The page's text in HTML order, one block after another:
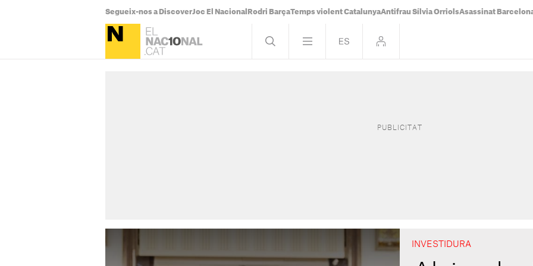
Segueix-nos a DiscoverJoc El Nacional Rodri BarçaTemps violent CatalunyaAntifrau Sílvia OrriolsAsassinat
INVESTIDURA